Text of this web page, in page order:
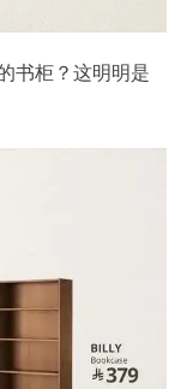
书柜？这明明是